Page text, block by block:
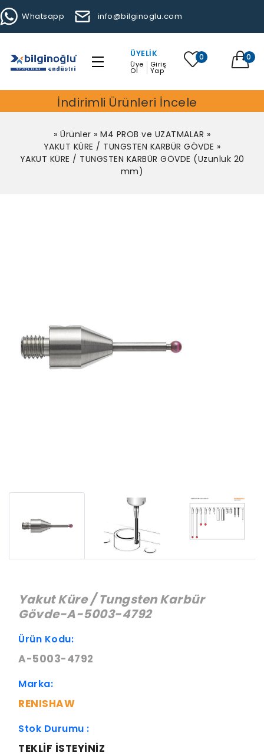
Whatsapp info@bilginoglu.com
ÜYELIK
Üye
Ol
Giriş
Yap
0 0
İndirimli Ürünleri İncele
» Ürünler » M4 PROB ve UZATMALAR »
YAKUT KÜRE / TUNGSTEN KARBÜR GÖVDE »
YAKUT KÜRE / TUNGSTEN KARBÜR GÖVDE (Uzunluk 20
mm)
Yakut Küre / Tungsten Karbür
Gövde-A-5003-4792
Ürün Kodu:
A-5003-4792
Marka:
RENISHAW
Stok Durumu :
TEKLIF ISTEYINIZ